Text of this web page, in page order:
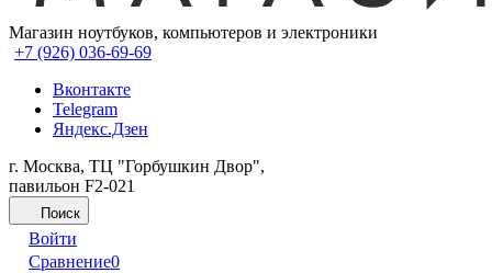
Магазин ноутбуков, компьютеров и электроники
+7 (926) 036-69-69
Вконтакте
Telegram
Яндекс.Дзен
г. Москва, ТЦ "Горбушкин Двор",
павильон F2-021
Поиск
Войти
Сравнение0